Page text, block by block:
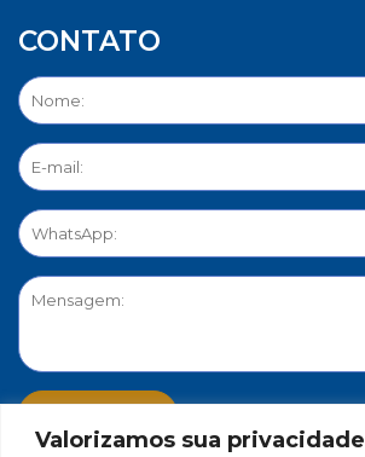
Valorizamos sua privacidade
CONTATO